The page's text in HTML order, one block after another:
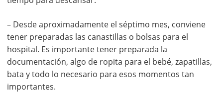
– Desde aproximadamente el séptimo mes, conviene
tener preparadas las canastillas o bolsas para el
hospital. Es importante tener preparada la
documentación, algo de ropita para el bebé, zapatillas,
bata y todo lo necesario para esos momentos tan
importantes.